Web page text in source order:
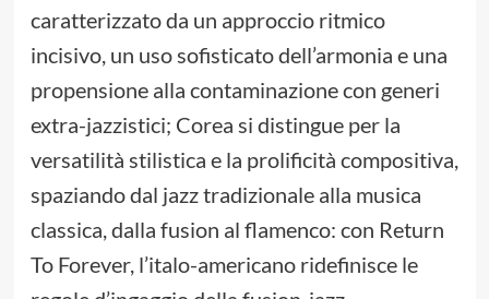
caratterizzato da un approccio ritmico
incisivo, un uso sofisticato dell’armonia e una
propensione alla contaminazione con generi
extra-jazzistici; Corea si distingue per la
versatilità stilistica e la prolificità compositiva,
spaziando dal jazz tradizionale alla musica
classica, dalla fusion al flamenco: con Return
To Forever, l’italo-americano ridefinisce le